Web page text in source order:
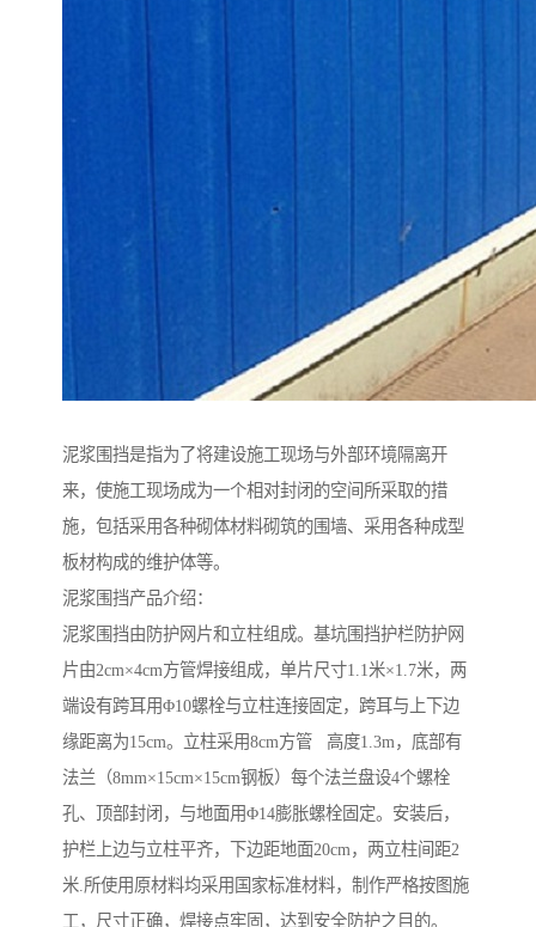
泥浆围挡是指为了将建设施工现场与外部环境隔离开
来，使施工现场成为一个相对封闭的空间所采取的措
施，包括采用各种砌体材料砌筑的围墙、采用各种成型
板材构成的维护体等。
泥浆围挡产品介绍：
泥浆围挡由防护网片和立柱组成。基坑围挡护栏防护网
片由2cm×4cm方管焊接组成，单片尺寸1.1米×1.7米，两
端设有跨耳用Φ10螺栓与立柱连接固定，跨耳与上下边
缘距离为15cm。立柱采用8cm方管 高度1.3m，底部有
法兰（8mm×15cm×15cm钢板）每个法兰盘设4个螺栓
孔、顶部封闭，与地面用Φ14膨胀螺栓固定。安装后，
护栏上边与立柱平齐，下边距地面20cm，两立柱间距2
米.所使用原材料均采用国家标准材料，制作严格按图施
工，尺寸正确，焊接点牢固，达到安全防护之目的。